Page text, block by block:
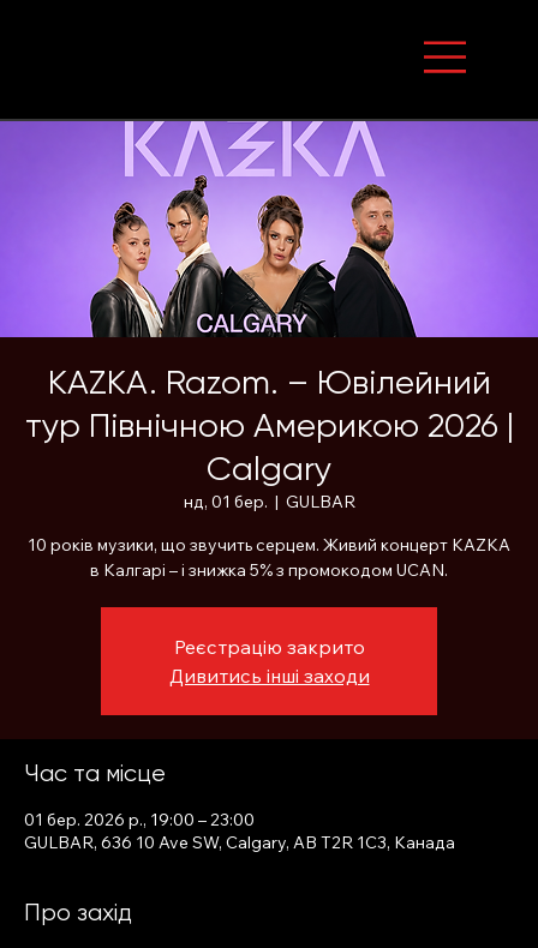
KAZKA. Razom. – Ювілейний
тур Північною Америкою 2026 |
Calgary
нд, 01 бер.
  |
GULBAR
10 років музики, що звучить серцем. Живий концерт KAZKA
в Калгарі – і знижка 5% з промокодом UCAN.
Реєстрацію закрито
Дивитись інші заходи
Час та місце
01 бер. 2026 р., 19:00 – 23:00
GULBAR, 636 10 Ave SW, Calgary, AB T2R 1C3, Канада
Про захід